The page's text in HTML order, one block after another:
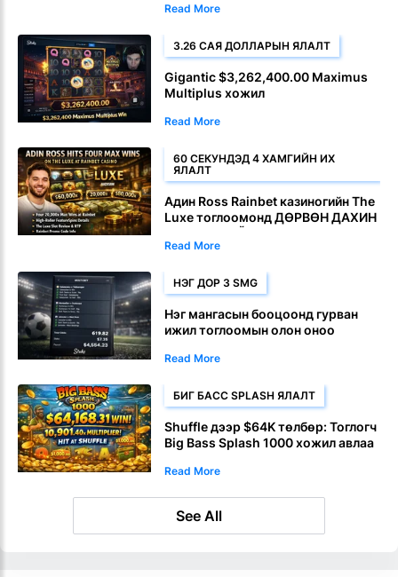
Read More
3.26 САЯ ДОЛЛАРЫН ЯЛАЛТ
Gigantic $3,262,400.00 Maximus
Multiplus хожил
Read More
60 СЕКУНДЭД 4 ХАМГИЙН ИХ
ЯЛАЛТ
Адин Ross Rainbet казиногийн The
Luxe тоглоомонд ДӨРВӨН ДАХИН
Read More
НЭГ ДОР 3 SMG
Нэг мангасын бооцоонд гурван
ижил тоглоомын олон оноо
хувирна
Read More
БИГ БАСС SPLASH ЯЛАЛТ
Shuffle дээр $64K төлбөр: Тоглогч
Big Bass Splash 1000 хожил авлаа
Read More
See All